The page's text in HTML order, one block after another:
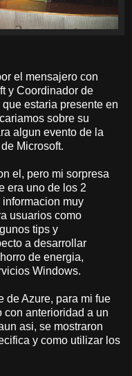
el mensajero con
y Coordinador de
estaria presente en
sobre su
algun evento de la
Microsoft.
el, pero mi sorpresa
era uno de los 2
muy
usuarios como
tips y
a desarrollar
de energia,
Windows.
de Azure, para mi fue
con anterioridad a un
asi, se mostraron
y como utilizar los